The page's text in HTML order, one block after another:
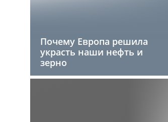
Почему Европа решила
украсть наши нефть и
зерно